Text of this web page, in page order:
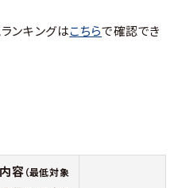
ンキングはこちら で確認でき
容 （最低対象